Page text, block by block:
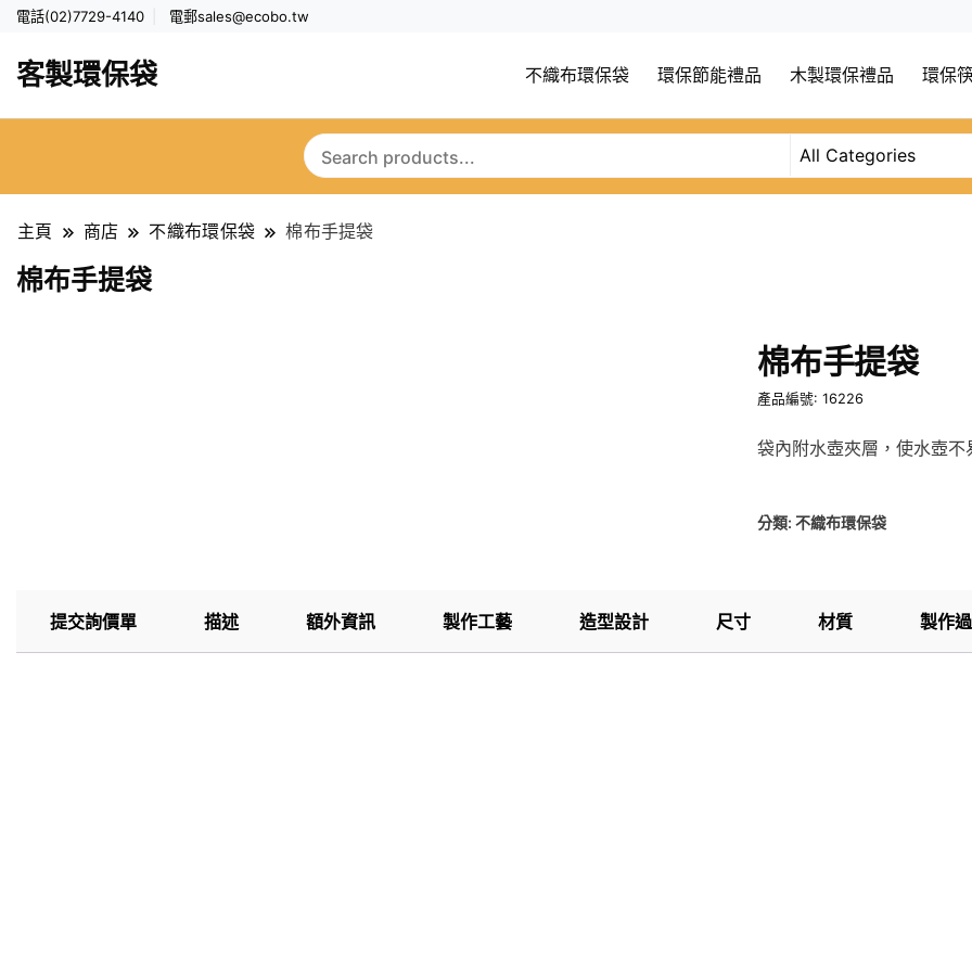
電話(02)7729-4140 電郵sales@ecobo.tw
客製環保袋 不織布環保袋 環保節能禮品 木製環保禮品 環保
主頁 商店 不織布環保袋 棉布手提袋
棉布手提袋
棉布手提袋
產品編號: 16226
袋內附水壺夾層，使水壺不
分類:不織布環保袋
提交詢價單 描述 額外資訊 製作工藝 造型設計 尺寸 材質 製作